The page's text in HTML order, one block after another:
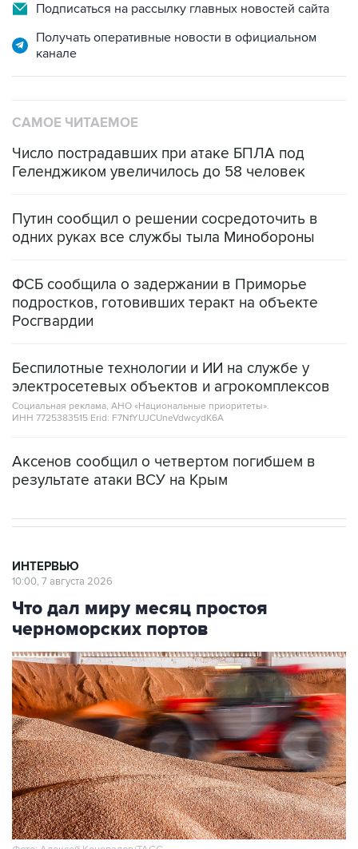
Подписаться на рассылку главных новостей сайта
Получать оперативные новости в официальном
канале
САМОЕ ЧИТАЕМОЕ
Число пострадавших при атаке БПЛА под
Геленджиком увеличилось до 58 человек
Путин сообщил о решении сосредоточить в
одних руках все службы тыла Минобороны
ФСБ сообщила о задержании в Приморье
подростков, готовивших теракт на объекте
Росгвардии
Беспилотные технологии и ИИ на службе у
электросетевых объектов и агрокомплексов
Социальная реклама, АНО «Национальные приоритеты».
ИНН 7725383515 Erid: F7NfYUJCUneVdwcydK6A
Аксенов сообщил о четвертом погибшем в
результате атаки ВСУ на Крым
ИНТЕРВЬЮ
10:00, 7 августа 2026
Что дал миру месяц простоя
черноморских портов